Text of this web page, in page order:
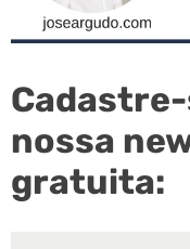
nossa
gratuita: